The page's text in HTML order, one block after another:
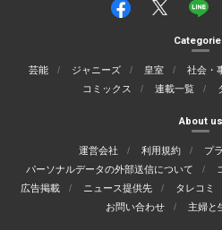
芸能 ジャニーズ 皇室 社会・
コミックス
連載一覧
About us
運営会社 利用規約
プ
パーソナルデータの外部送信について
広告掲載
ニュース提供先 タレコミ
お問い合わせ
主婦と